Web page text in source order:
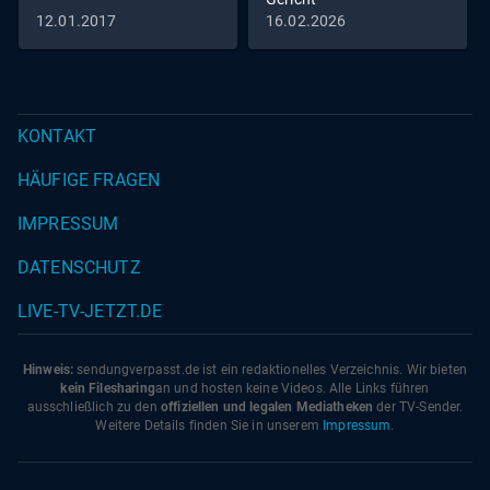
Galura: Olivia Papoli-Barawati Robert Willnowski: Niklas
Kerstin Schefberger
12.01.2017
16.02.2026
KONTAKT
HÄUFIGE FRAGEN
IMPRESSUM
DATENSCHUTZ
LIVE-TV-JETZT.DE
Hinweis: sendungverpasst.de ist ein redaktionelles Verzeichnis. Wir bieten
kein Filesharingan und hosten keine Videos. Alle Links führen
ausschließlich zu den offiziellen und legalen Mediatheken der TV-Sender.
Weitere Details finden Sie in unserem Impressum.